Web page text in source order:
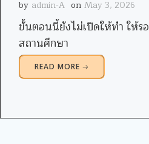
by admin-A on May 3, 2026
ขั้นตอนนี้ยังไม่เปิดให้ทำ ให้ร
สถานศึกษา
READ MORE